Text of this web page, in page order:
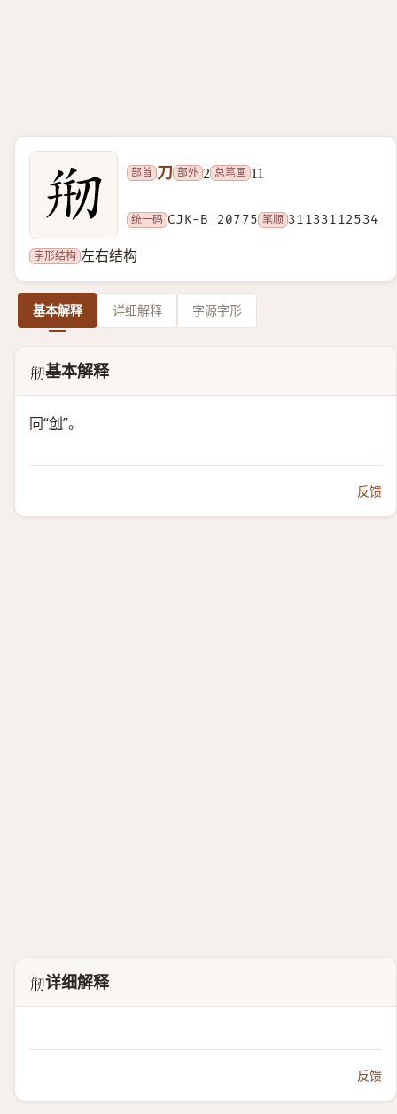
部首 刀 部外 2 总笔画 11
统一码 CJK-B 20775 笔顺 31133112534
字形结构 左右结构
基本解释 详细解释 字源字形
𠝵基本解释
同“创”。
反馈
𠝵详细解释
反馈